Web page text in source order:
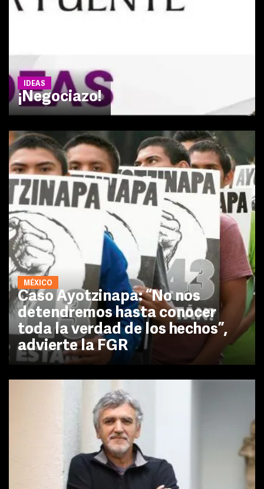
IDEAS
¡Negociazo!
MÉXICO
Caso Ayotzinapa: “No nos
detendremos hasta conocer
toda la verdad de los hechos”,
advierte la FGR